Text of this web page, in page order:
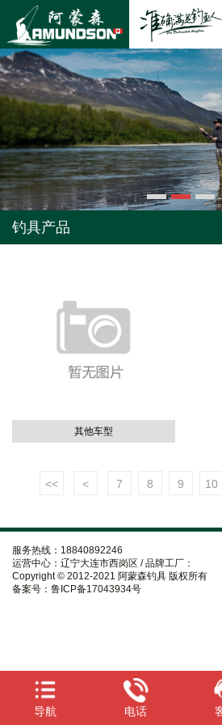
钓具产品
其他车型
<< < 7 8 9 10
服务热线：18840892246
运营中心：辽宁大连市西岗区 / 品牌工厂：
Copyright © 2012-2021 阿蒙森钓具 版权所有
备案号： 鲁ICP备17043934号
导航 电话